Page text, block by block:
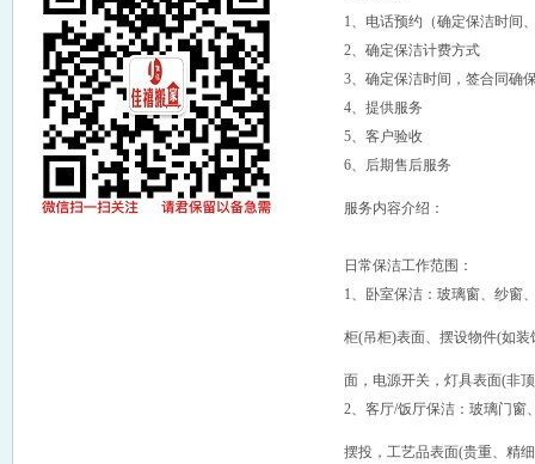
1、电话预约（确定保洁时间
2、确定保洁计费方式
3、确定保洁时间，签合同确
4、提供服务
5、客户验收
6、后期售后服务
服务内容介绍：
日常保洁工作范围：
1、卧室保洁：玻璃窗、纱窗
柜(吊柜)表面、摆设物件(如
面，电源开关，灯具表面(非
2、客厅/饭厅保洁：玻璃门窗
摆投，工艺品表面(贵重、精